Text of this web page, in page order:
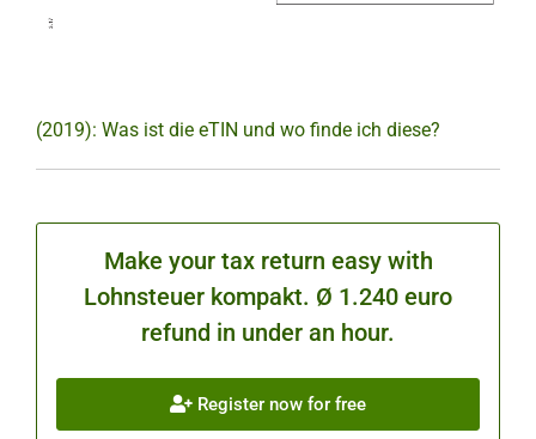
(2019): Was ist die eTIN und wo finde ich diese?
Make your tax return easy with
Lohnsteuer kompakt. Ø 1.240 euro
refund in under an hour.
Register now for free